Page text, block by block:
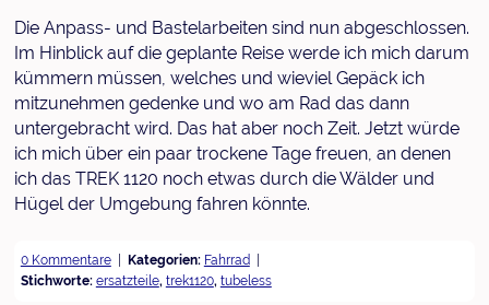
Die Anpass- und Bastelarbeiten sind nun abgeschlossen.
Im Hinblick auf die geplante Reise werde ich mich darum
kümmern müssen, welches und wieviel Gepäck ich
mitzunehmen gedenke und wo am Rad das dann
untergebracht wird. Das hat aber noch Zeit. Jetzt würde
ich mich über ein paar trockene Tage freuen, an denen
ich das TREK 1120 noch etwas durch die Wälder und
Hügel der Umgebung fahren könnte.
0 Kommentare Kategorien: Fahrrad
Stichworte: ersatzteile, trek1120, tubeless